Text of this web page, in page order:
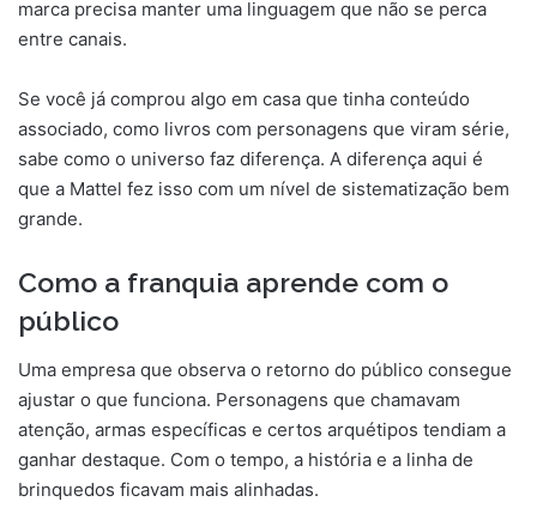
marca precisa manter uma linguagem que não se perca
entre canais.
Se você já comprou algo em casa que tinha conteúdo
associado, como livros com personagens que viram série,
sabe como o universo faz diferença. A diferença aqui é
que a Mattel fez isso com um nível de sistematização bem
grande.
Como a franquia aprende com o
público
Uma empresa que observa o retorno do público consegue
ajustar o que funciona. Personagens que chamavam
atenção, armas específicas e certos arquétipos tendiam a
ganhar destaque. Com o tempo, a história e a linha de
brinquedos ficavam mais alinhadas.